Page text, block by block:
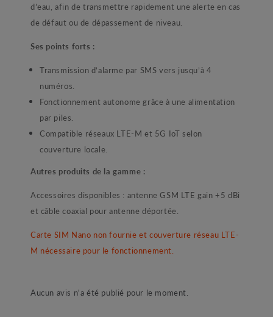
d’eau, afin de transmettre rapidement une alerte en cas
de défaut ou de dépassement de niveau.
Ses points forts :
Transmission d’alarme par SMS vers jusqu’à 4
numéros.
Fonctionnement autonome grâce à une alimentation
par piles.
Compatible réseaux LTE-M et 5G IoT selon
couverture locale.
Autres produits de la gamme :
Accessoires disponibles : antenne GSM LTE gain +5 dBi
et câble coaxial pour antenne déportée.
Carte SIM Nano non fournie et couverture réseau LTE-
M nécessaire pour le fonctionnement.
Aucun avis n'a été publié pour le moment.